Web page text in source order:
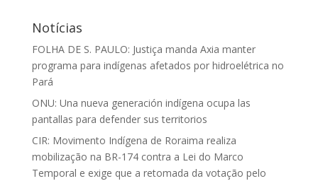
Notícias
FOLHA DE S. PAULO: Justiça manda Axia manter
programa para indígenas afetados por hidroelétrica no
Pará
ONU: Una nueva generación indígena ocupa las
pantallas para defender sus territorios
CIR: Movimento Indígena de Roraima realiza
mobilização na BR-174 contra a Lei do Marco
Temporal e exige que a retomada da votação pelo